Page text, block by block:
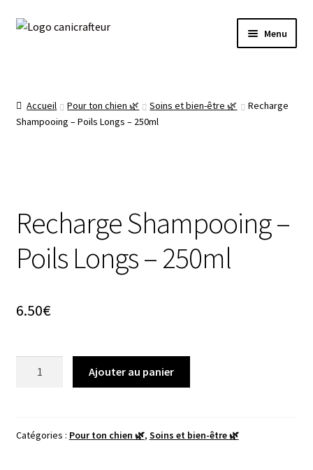
Aller
Aller
Menu
La boutique 🌿
Panier
Accueil Pour ton chien 🌿 Soins et bien-être 🌿
Recharge
Shampooing – Poils Longs – 250ml
Recharge Shampooing –
Poils Longs – 250ml
6.50€
-
Ajouter au panier
Catégories : Pour ton chien 🌿, Soins et bien-être 🌿
Livraison offerte dès 89€ en France métropolitaine